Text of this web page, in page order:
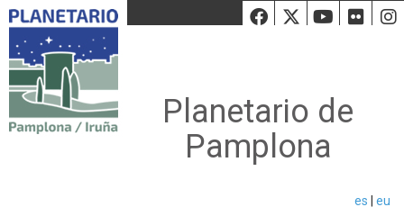
Facebook
Twiiter
Planetario de
Pamplona
es eu